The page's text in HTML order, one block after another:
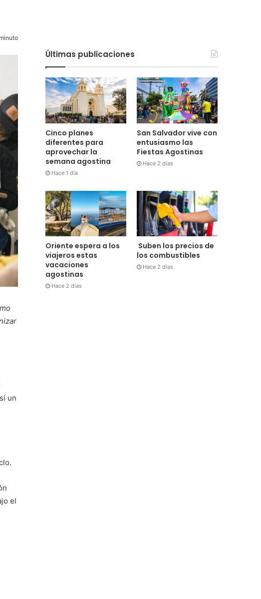
un
el
Últimas publicaciones
Cinco planes
diferentes para
aprovechar la
semana agostina
Hace 1 día
San Salvador vive con
entusiasmo las
Fiestas Agostinas
Hace 2 días
Oriente espera a los
viajeros estas
vacaciones
agostinas
Hace 2 días
Suben los precios de
los combustibles
Hace 2 días